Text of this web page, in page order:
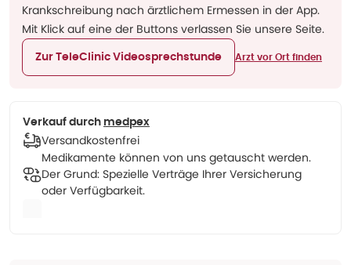
Krankschreibung nach ärztlichem Ermessen in der App.
Mit Klick auf eine der Buttons verlassen Sie unsere Seite.
Zur TeleClinic Videosprechstunde Arzt vor Ort finden
Verkauf durch medpex
Versandkostenfrei
Medikamente können von uns getauscht werden.
Der Grund: Spezielle Verträge Ihrer Versicherung
oder Verfügbarkeit.